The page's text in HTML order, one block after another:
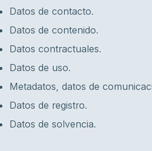
Datos de contacto.
Datos de contenido.
Datos contractuales.
Datos de uso.
Metadatos, datos de
Datos de registro.
Datos de solvencia.